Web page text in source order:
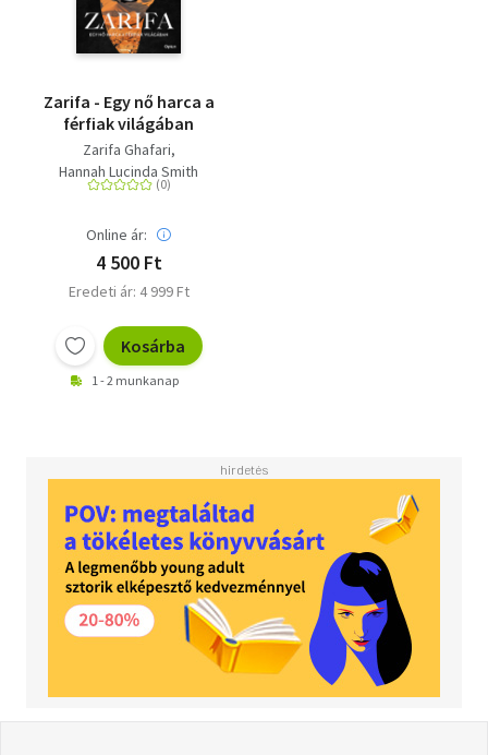
Zarifa - Egy nő harca a
férfiak világában
Zarifa Ghafari
Hannah Lucinda Smith
Online ár:
4 500 Ft
Eredeti ár: 4 999 Ft
Kosárba
1 - 2 munkanap